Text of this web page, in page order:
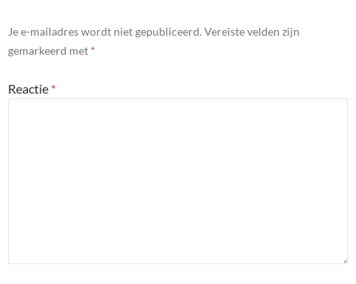
Je e-mailadres wordt niet gepubliceerd. Vereiste velden zijn
gemarkeerd met *
Reactie *